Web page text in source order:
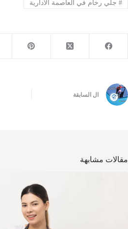
#جلي رخام في العاصمة الادارية
ال السابقة
مقالات مشابهة